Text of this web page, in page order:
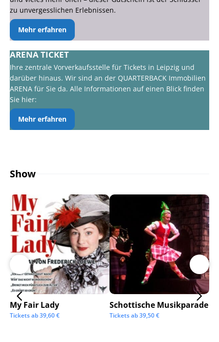
zu unvergesslichen Erlebnissen.
Mehr erfahren
ARENA TICKET
Ihre zentrale Vorverkaufsstelle für Tickets in Leipzig und
darüber hinaus. Wir sind an der QUARTERBACK Immobilien
ARENA für Sie da. Alle Informationen auf einen Blick finden
Sie hier:
Mehr erfahren
Show
My Fair Lady
Tickets ab39,60€
Schottische Musikparade
Tickets ab39,50€